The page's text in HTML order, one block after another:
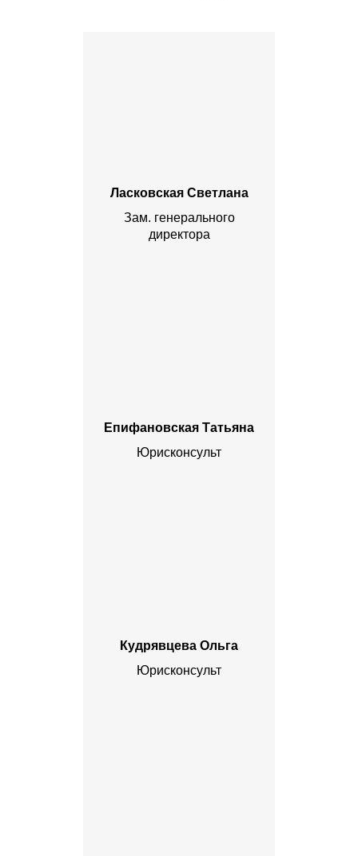
Ласковская Светлана
Зам. генерального
директора
Епифановская Татьяна
Юрисконсульт
Кудрявцева Ольга
Юрисконсульт